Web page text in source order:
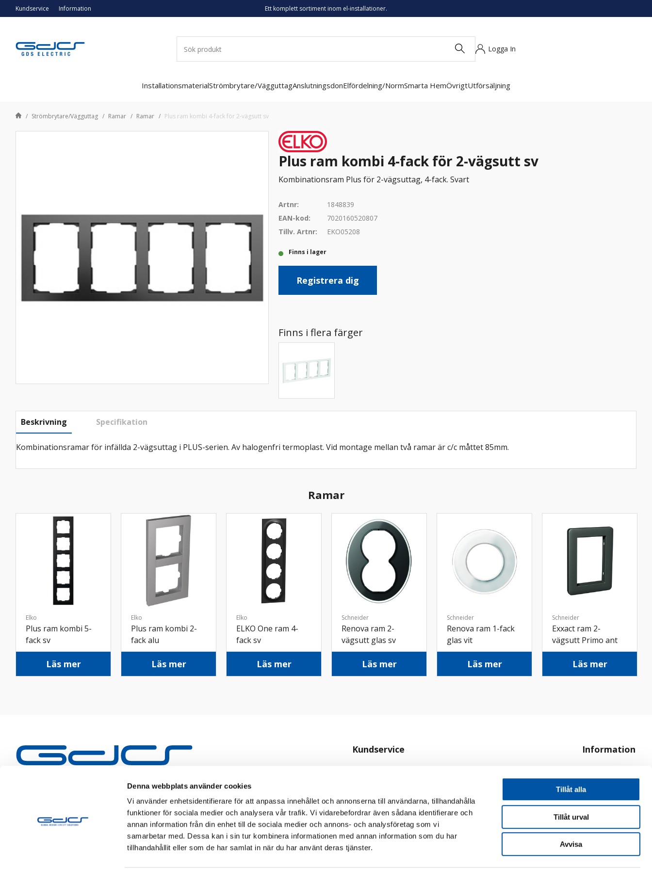
Denna webbplats använder cookies
Vi använder enhetsidentifierare för att anpassa innehållet och annonserna till användarna, tillhandahålla
funktioner för sociala medier och analysera vår trafik. Vi vidarebefordrar även sådana identifierare och
annan information från din enhet till de sociala medier och annons- och analysföretag som vi
samarbetar med. Dessa kan i sin tur kombinera informationen med annan information som du har
tillhandahållit eller som de har samlat in när du har använt deras tjänster.
Tillåt alla
Tillåt urval
Avvisa
Kundservice Information Ett komplett sortiment inom el-installationer.
Logga In
InstallationsmaterialStrömbrytare/VägguttagAnslutningsdonElfördelning/NormSmarta HemÖvrigtUtförsäljning
Strömbrytare/Vägguttag Ramar Ramar Plus ram kombi 4-fack för 2-vägsutt sv
Plus ram kombi 4-fack för 2-vägsutt sv
Kombinationsram Plus för 2-vägsuttag, 4-fack. Svart
Artnr:
1848839
EAN-kod:
7020160520807
Tillv. Artnr:
EKO05208
Finns i lager
Registrera dig
Finns i flera färger
Beskrivning Specifikation
Kombinationsramar för infällda 2-vägsuttag i PLUS-serien. Av halogenfri termoplast. Vid montage mellan två ramar är c/c måttet 85mm.
Ramar
Elko
Plus ram kombi 5-
fack sv
Läs mer
Elko
Plus ram kombi 2-
fack alu
Läs mer
Elko
ELKO One ram 4-
fack sv
Läs mer
Schneider
Renova ram 2-
vägsutt glas sv
Läs mer
Schneider
Renova ram 1-fack
glas vit
Läs mer
Schneider
Exxact ram 2-
vägsutt Primo ant
Läs mer
Kundservice
Personuppgiftspolicy
Cookiepolicy
Information
Hur handlar jag?